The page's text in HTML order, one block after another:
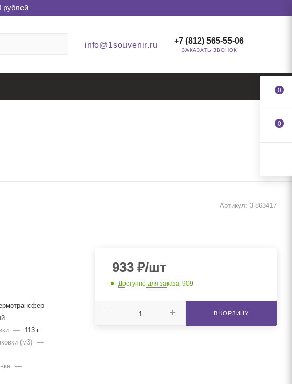
рублей
info@1souvenir.ru +7 (812) 565-55-06
ЗАКАЗАТЬ ЗВОНОК
Артикул: 3-863417
—
113 г.
(м3)
—
—
933₽/шт
Доступно для заказа: 909
В КОРЗИНУ
0
0